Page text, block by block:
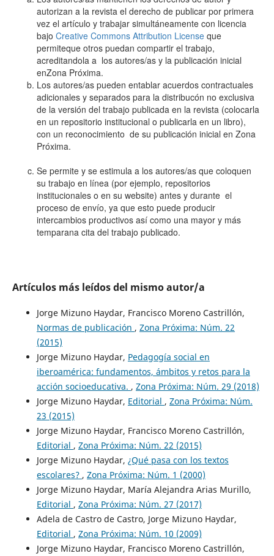
autorizan a la revista el derecho de publicar por primera
vez el artículo y trabajar simultáneamente con licencia
bajo Creative Commons Attribution Licenseque
permiteque otros puedan compartir el trabajo,
acreditandola a los autores/as y la publicación inicial
enZona Próxima.
Los autores/as pueden entablar acuerdos contractuales
adicionales y separados para la distribucón no exclusiva
de la versión del trabajo publicada en la revista (colocarla
en un repositorio institucional o publicarla en un libro),
con un reconocimiento de su publicación inicial en Zona
Próxima.
Se permite y se estimula a los autores/as que coloquen
su trabajo en línea (por ejemplo, repositorios
institucionales o en su website) antes y durante el
proceso de envío, ya que esto puede producir
intercambios productivos así como una mayor y más
temparana cita del trabajo publicado.
Artículos más leídos del mismo autor/a
Jorge Mizuno Haydar, Francisco Moreno Castrillón,
Normas de publicación , Zona Próxima: Núm. 22
(2015)
Jorge Mizuno Haydar, Pedagogía social en
iberoamérica: fundamentos, ámbitos y retos para la
acción socioeducativa. , Zona Próxima: Núm. 29 (2018)
Jorge Mizuno Haydar, Editorial , Zona Próxima: Núm.
23 (2015)
Jorge Mizuno Haydar, Francisco Moreno Castrillón,
Editorial , Zona Próxima: Núm. 22 (2015)
Jorge Mizuno Haydar, ¿Qué pasa con los textos
escolares? , Zona Próxima: Núm. 1 (2000)
Jorge Mizuno Haydar, María Alejandra Arias Murillo,
Editorial , Zona Próxima: Núm. 27 (2017)
Adela de Castro de Castro, Jorge Mizuno Haydar,
Editorial , Zona Próxima: Núm. 10 (2009)
Jorge Mizuno Haydar, Francisco Moreno Castrillón,